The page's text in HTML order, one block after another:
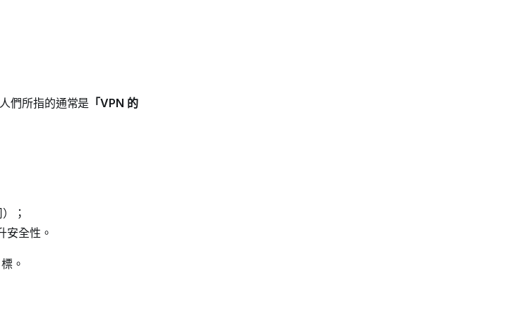
們所指的通常是 「VPN 的
；
安全性。
。